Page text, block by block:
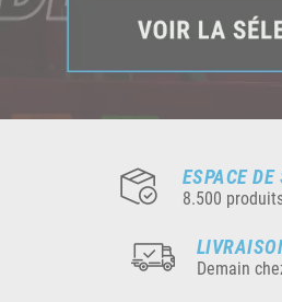
ESPACE
8.500
Demain